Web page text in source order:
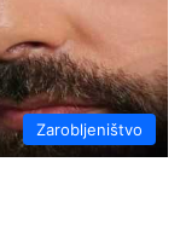
Zarobljeništvo